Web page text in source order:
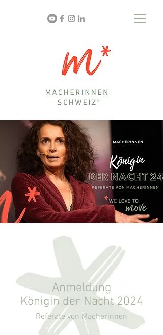
Anmeldung
Königin der Nacht 2024
Referate von Macherinnen